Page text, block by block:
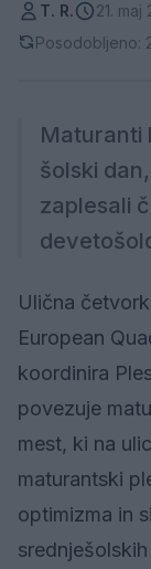
T. R.
21.
Posodobljeno:
Maturanti
šolski
zaplesali
Ulična
European
koordinira
povezuje
mest, ki na
maturantski
optimizma in